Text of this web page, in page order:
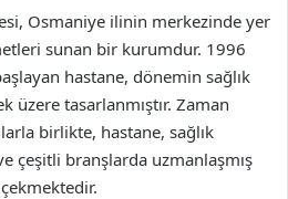
Osmaniye ilinin merkezinde yer
sunan bir kurumdur. 1996
hastane, dönemin sağlık
üzere tasarlanmıştır. Zaman
birlikte, hastane, sağlık
çeşitli branşlarda uzmanlaşmış